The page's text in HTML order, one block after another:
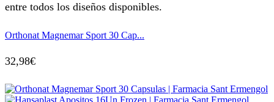
entre todos los diseños disponibles.
Orthonat Magnemar Sport 30 Cap...
32,98€